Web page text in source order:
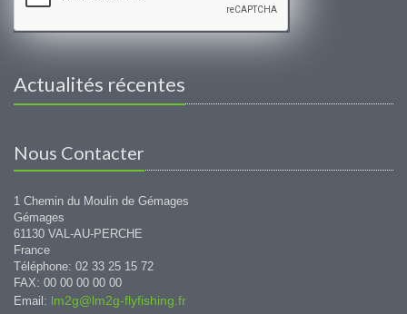
Actualités récentes
Nous Contacter
1 Chemin du Moulin de Gémages
Gémages
61130 VAL-AU-PERCHE
France
Téléphone: 02 33 25 15 72
FAX: 00 00 00 00 00
Email: lm2g@lm2g-flyfishing.fr